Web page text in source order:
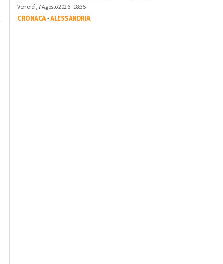
Venerdì, 7 Agosto 2026 - 18:35
CRONACA-ALESSANDRIA